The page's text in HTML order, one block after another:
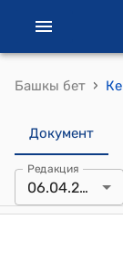
Башкы бет ›
Документ
Редакция
06.04.2026